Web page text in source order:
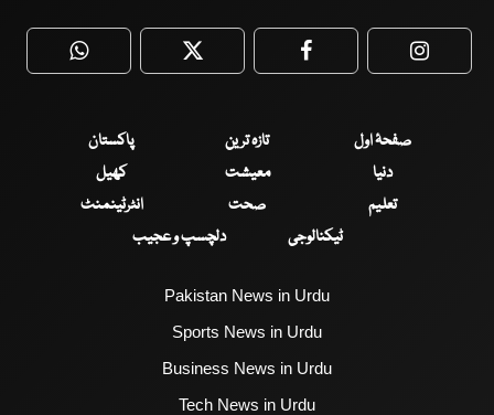
WhatsApp Twitter Facebook
صفحۂ اول تازہ ترین
پاکستان
دنیا
معیشت
کھیل
تعلیم
صحت
انٹرٹینمنٹ
ٹیکنالوجی
دلچسپ و عجیب
Pakistan News in Urdu
Sports News in Urdu
Business News in Urdu
Tech News in Urdu